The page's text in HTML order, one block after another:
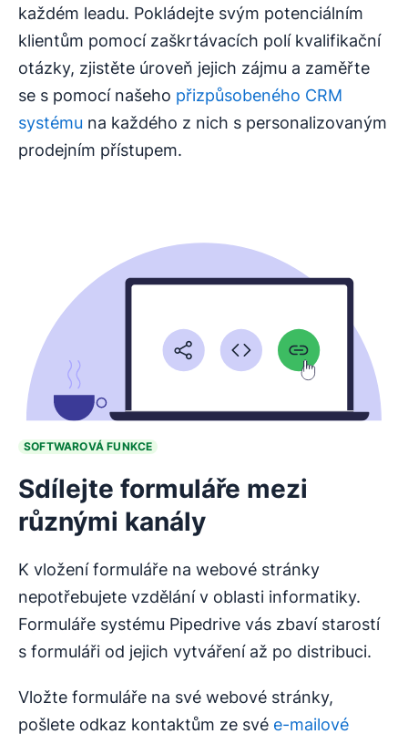
každém leadu. Pokládejte svým potenciálním
klientům pomocí zaškrtávacích polí kvalifikační
otázky, zjistěte úroveň jejich zájmu a zaměřte
se s pomocí našeho přizpůsobeného CRM
systému na každého z nich s personalizovaným
prodejním přístupem.
SOFTWAROVÁ FUNKCE
Sdílejte formuláře mezi
různými kanály
K vložení formuláře na webové stránky
nepotřebujete vzdělání v oblasti informatiky.
Formuláře systému Pipedrive vás zbaví starostí
s formuláři od jejich vytváření až po distribuci.
Vložte formuláře na své webové stránky,
pošlete odkaz kontaktům ze své e-mailové